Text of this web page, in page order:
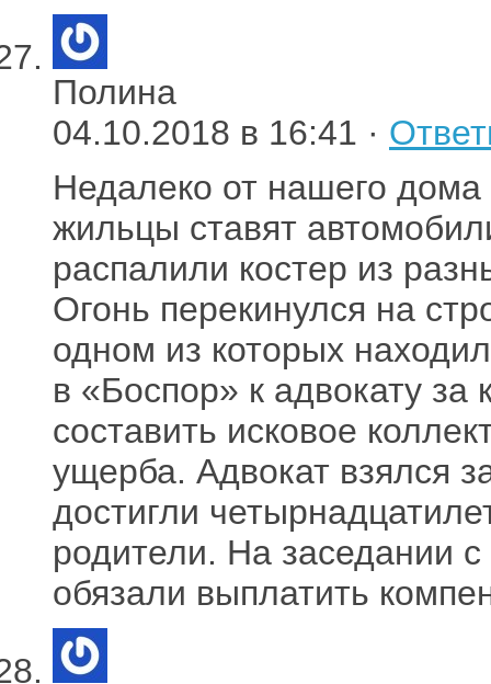
Полина
04.10.2018 в 16:41 ·
Недалеко от нашего дома
жильцы ставят
распалили костер из
Огонь перекинулся на
одном из которых
в «Боспор» к адвокату за
составить исковое
ущерба. Адвокат взялся
достигли
родители. На заседании
обязали выплатить